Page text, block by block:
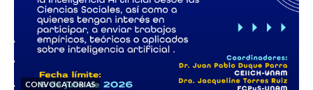
CONVOCATORIAS